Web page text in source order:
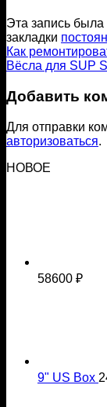
Эта запись
закладки
Как
Вёсла для SUP
Добавить
Для отправки
авторизоваться.
НОВОЕ
58600 ₽
9" US Box